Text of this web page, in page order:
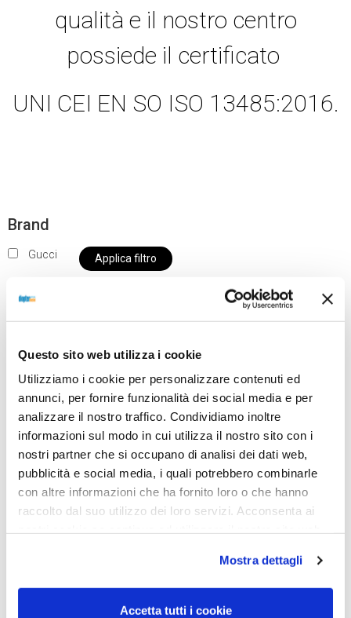
Questo sito web utilizza i cookie
Utilizziamo i cookie per personalizzare contenuti ed
annunci, per fornire funzionalità dei social media e per
analizzare il nostro traffico. Condividiamo inoltre
informazioni sul modo in cui utilizza il nostro sito con i
nostri partner che si occupano di analisi dei dati web,
pubblicità e social media, i quali potrebbero combinarle
con altre informazioni che ha fornito loro o che hanno
raccolto dal suo utilizzo dei loro servizi. Acconsenta ai
Mostra dettagli
Accetta tutti i cookie
qualità e il nostro centro
possiede il certificato
UNI CEI EN SO ISO 13485:2016.
Brand
Gucci Applica filtro
Al momento siamo chiusi per ferie e i prodotti del
nostro negozio non saranno disponibili per la
spedizione fino al giorno 31 agosto. BUONE FERIE
da OTTICA DIOPTER
Showing the single result